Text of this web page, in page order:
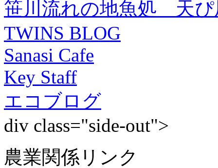
笹川流れの地魚処 天ぴ
TWINS BLOG
Sanasi Cafe
Key Staff
エコブログ
div class="side-out">
農業関係リンク